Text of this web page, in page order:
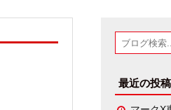
最近の投稿